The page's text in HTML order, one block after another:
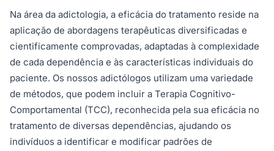
Na área da adictologia, a eficácia do tratamento reside na
aplicação de abordagens terapêuticas diversificadas e
cientificamente comprovadas, adaptadas à complexidade
de cada dependência e às características individuais do
paciente. Os nossos adictólogos utilizam uma variedade
de métodos, que podem incluir a Terapia Cognitivo-
Comportamental (TCC), reconhecida pela sua eficácia no
tratamento de diversas dependências, ajudando os
indivíduos a identificar e modificar padrões de